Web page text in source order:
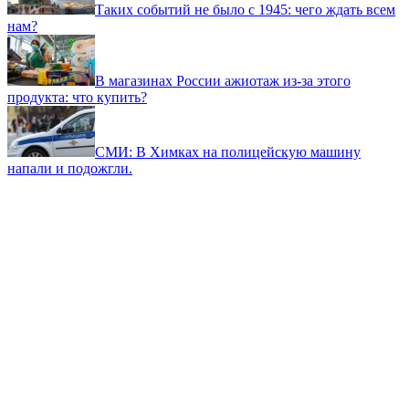
Таких событий не было с 1945: чего ждать всем
нам?
В магазинах России ажиотаж из-за этого
продукта: что купить?
СМИ: В Химках на полицейскую машину
напали и подожгли.